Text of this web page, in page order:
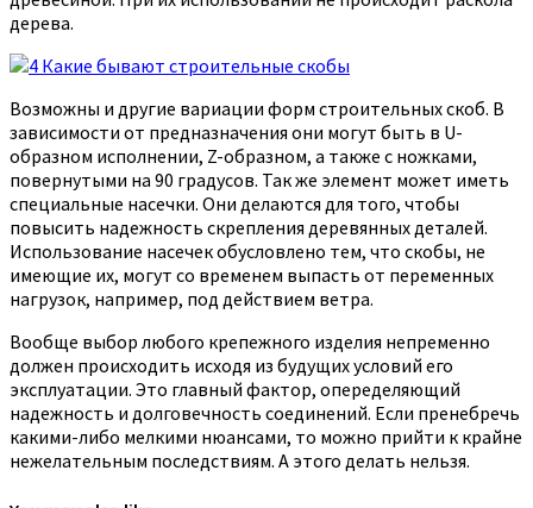
дерева.
Возможны и другие вариации форм строительных скоб. В
зависимости от предназначения они могут быть в U-
образном исполнении, Z-образном, а также с ножками,
повернутыми на 90 градусов. Так же элемент может иметь
специальные насечки. Они делаются для того, чтобы
повысить надежность скрепления деревянных деталей.
Использование насечек обусловлено тем, что скобы, не
имеющие их, могут со временем выпасть от переменных
нагрузок, например, под действием ветра.
Вообще выбор любого крепежного изделия непременно
должен происходить исходя из будущих условий его
эксплуатации. Это главный фактор, опеределяющий
надежность и долговечность соединений. Если пренебречь
какими-либо мелкими нюансами, то можно прийти к крайне
нежелательным последствиям. А этого делать нельзя.